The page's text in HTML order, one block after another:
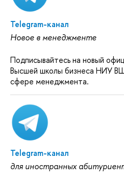
Telegram-канал
Новое в менеджменте
Подписывайтесь на новый
Высшей школы бизнеса НИУ
сфере менеджмента.
Telegram-канал
для иностранных